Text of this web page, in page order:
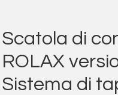
Scatola di
ROLAX
Sistema di